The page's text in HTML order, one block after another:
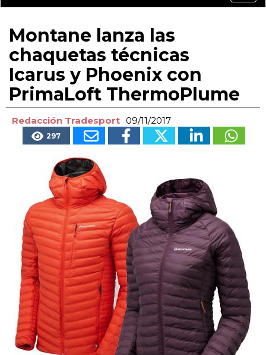
Montane lanza las
chaquetas técnicas
Icarus y Phoenix con
PrimaLoft ThermoPlume
Redacción Tradesport 09/11/2017
297